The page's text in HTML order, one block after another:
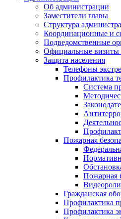
Об администрации
Заместители главы
Структура
Координационные и
Подведомственные
Официальные визиты
Защита населения
Телефоны
Профилактика
Система
Пожарная
Пожарная
Гражданская
Профилактика
Профилактика